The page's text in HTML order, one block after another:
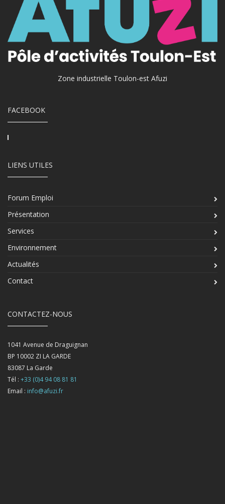
Zone industrielle Toulon-est Afuzi
FACEBOOK
LIENS UTILES
Forum Emploi
Présentation
Services
Environnement
Actualités
Contact
CONTACTEZ-NOUS
1041 Avenue de Draguignan
BP 10002 ZI LA GARDE
83087 La Garde
Tél : +33 (0)4 94 08 81 81
Email : info@afuzi.fr